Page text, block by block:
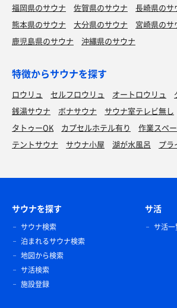
福岡県のサウナ 佐賀県のサウナ
長崎県のサ
熊本県のサウナ
大分県のサウナ
宮崎県のサ
鹿児島県のサウナ
沖縄県のサウナ
特徴からサウナを探す
ロウリュ セルフロウリュ オートロウリュ
銭湯サウナ
ボナサウナ サウナ室テレビ無し
タトゥーOK
カプセルホテル有り
作業スペ
テントサウナ
サウナ小屋 湖が水風呂 プラ
サウナを探す
サウナ検索
泊まれるサウナ検索
地図から検索
サ活検索
施設登録
サ活
サ活一